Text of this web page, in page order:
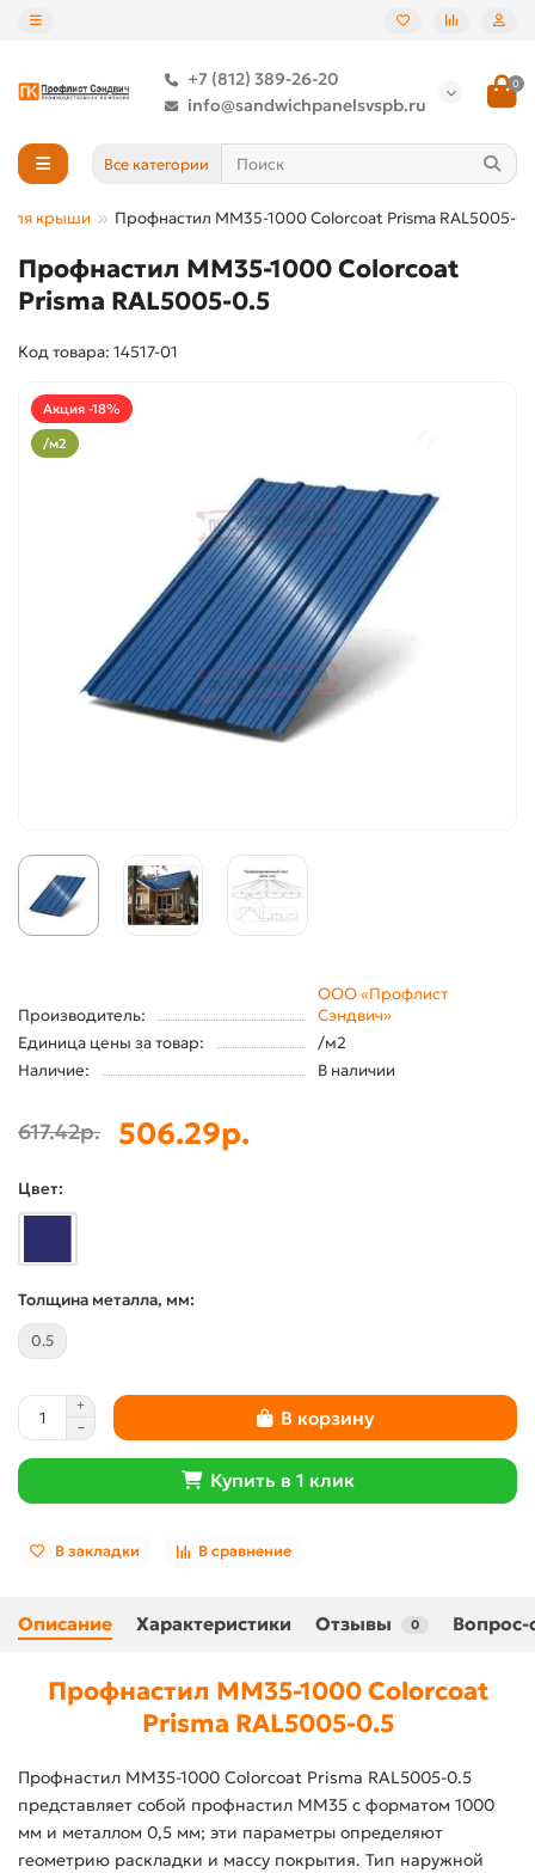
+7 (812) 389-26-20
info@sandwichpanelsvspb.ru
0
Все категории
для крыши Профнастил ММ35-1000 Colorcoat Prisma RAL5005-
Профнастил ММ35-1000 Colorcoat
Prisma RAL5005-0.5
Код товара: 14517-01
Акция -18%
/м2
Производитель:
ООО «Профлист
Сэндвич»
Единица цены за товар:
/м2
Наличие:
В наличии
617.42р. 506.29р.
Цвет:
Толщина металла, мм:
0.5
В корзину
Купить в 1 клик
В закладки В сравнение
Описание Характеристики Отзывы 0 Вопрос-
Профнастил ММ35-1000 Colorcoat
Prisma RAL5005-0.5
Профнастил ММ35-1000 Colorcoat Prisma RAL5005-0.5
представляет собой профнастил ММ35 с форматом 1000
мм и металлом 0,5 мм; эти параметры определяют
геометрию раскладки и массу покрытия. Тип наружной